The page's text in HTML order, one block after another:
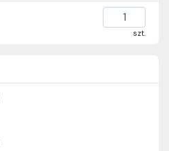
szt.